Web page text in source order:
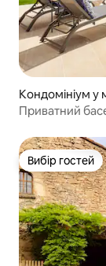
Кондомініум у
Приватний
Вибір гостей
Вибір гостей